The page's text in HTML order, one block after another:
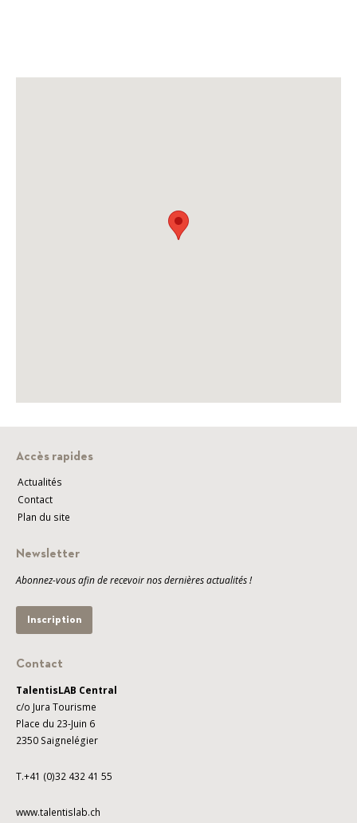
Accès rapides
Actualités
Contact
Plan du site
Newsletter
Abonnez-vous afin de recevoir nos dernières actualités !
Inscription
Contact
TalentisLAB Central
c/o Jura Tourisme
Place du 23-Juin 6
2350 Saignelégier
T.+41 (0)32 432 41 55
www.talentislab.ch